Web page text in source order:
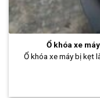
Ổ khóa xe
Ổ khóa xe máy bị kẹt